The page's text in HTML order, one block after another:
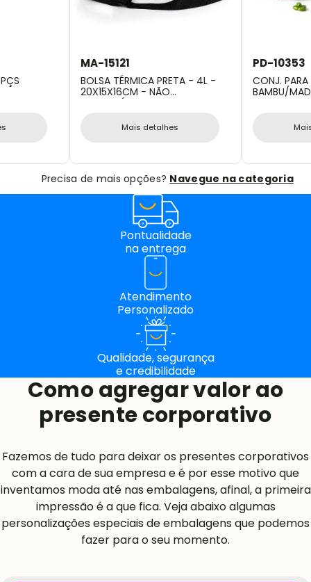
MA-15121
BOLSA TÉRMICA PRETA - 4L -
20X15X16CM - NÃO
IMPERMEÁVEL
Mais detalhes
PD-10353
CONJ. PARA
BAMBU/
Precisa de mais opções? Navegue na categoria
Pontualidade
na entrega
Atendimento
Personalizado
Qualidade, segurança
e credibilidade
Como agregar valor ao
presente corporativo
Fazemos de tudo para deixar os presentes corporativos
com a cara de sua empresa e é por esse motivo que
inventamos moda até nas embalagens, afinal, a primeira
impressão é a que fica. Veja abaixo algumas
personalizações especiais de embalagens que podemos
fazer para o seu momento.